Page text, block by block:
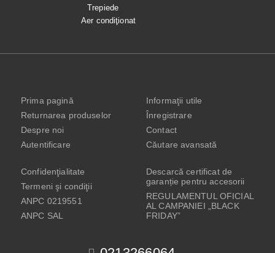
Trepiede
Aer condiţionat
Prima pagină
Returnarea produselor
Despre noi
Autentificare
Informaţii utile
Înregistrare
Contact
Căutare avansată
Confidenţialitate
Termeni şi condiţii
ANPC 0219551
ANPC SAL
Descarcă certificat de
garanție pentru accesorii
REGULAMENTUL OFICIAL
AL CAMPANIEI „BLACK
FRIDAY”